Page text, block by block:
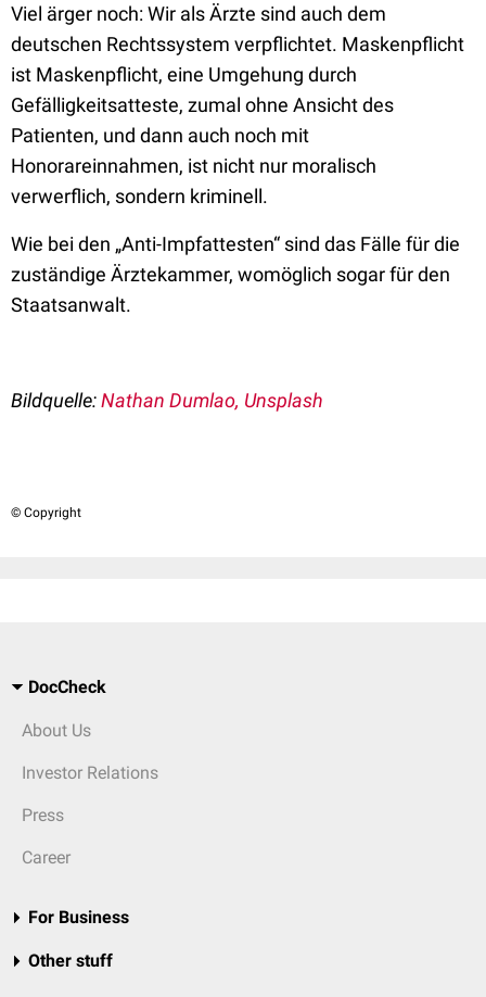
Viel ärger noch: Wir als Ärzte sind auch dem
deutschen Rechtssystem verpflichtet. Maskenpflicht
ist Maskenpflicht, eine Umgehung durch
Gefälligkeitsatteste, zumal ohne Ansicht des
Patienten, und dann auch noch mit
Honorareinnahmen, ist nicht nur moralisch
verwerflich, sondern kriminell.
Wie bei den „Anti-Impfattesten“ sind das Fälle für die
zuständige Ärztekammer, womöglich sogar für den
Staatsanwalt.
Bildquelle:Nathan Dumlao, Unsplash
© Copyright
DocCheck
About Us
Investor Relations
Press
Career
For Business
Other stuff